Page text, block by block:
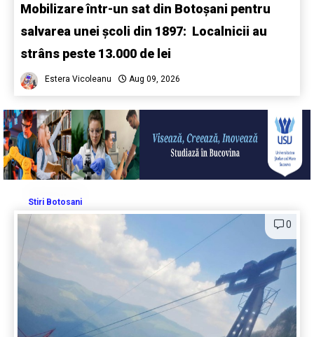
Mobilizare într-un sat din Botoșani pentru
salvarea unei școli din 1897: Localnicii au
strâns peste 13.000 de lei
Estera Vicoleanu Aug 09, 2026
Stiri Botosani
0